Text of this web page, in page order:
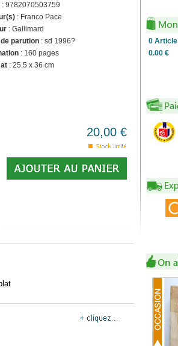
: 9782070503759
: Franco Pace
: Gallimard
de parution : sd 1996?
: 160 pages
: 25.5 x 36 cm
20,00 €
0 Article
0.00 €